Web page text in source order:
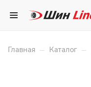
Главная – Каталог –